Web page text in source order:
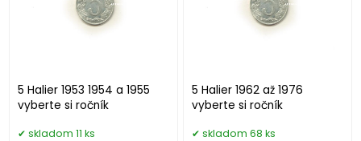
5 Halier 1953 1954 a 1955
vyberte si ročník
skladom 11 ks
5 Halier 1962 až 1976
vyberte si ročník
skladom 68 ks